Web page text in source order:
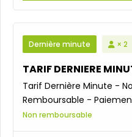
Dernière minute × 2
TARIF DERNIERE
Tarif Dernière Minute -
Remboursable -
Non remboursable